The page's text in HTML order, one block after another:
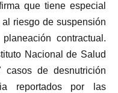
que tiene especial
riesgo de suspensión
contractual.
Nacional de Salud
de desnutrición
reportados por las